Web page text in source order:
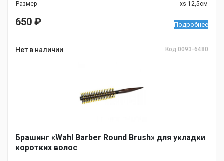
Размер
xs 12,5см
650 ₽ Подробнее
Нет в наличии Код 0093-6480
Брашинг «Wahl Barber Round Brush» для укладки
коротких волос